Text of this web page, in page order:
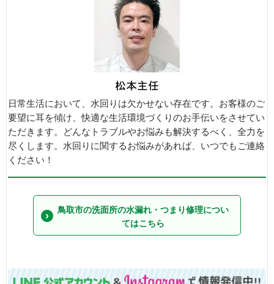
日常生活において、水回りは欠かせない存在です。お客様のご
要望に耳を傾け、快適な生活環境づくりのお手伝いをさせてい
ただきます。どんなトラブルやお悩みも解決するべく、全力を
尽くします。水回りに関するお悩みがあれば、いつでもご連絡
ください！
鳥取市の洗面所の水漏れ・つまり修理につい
てはこちら